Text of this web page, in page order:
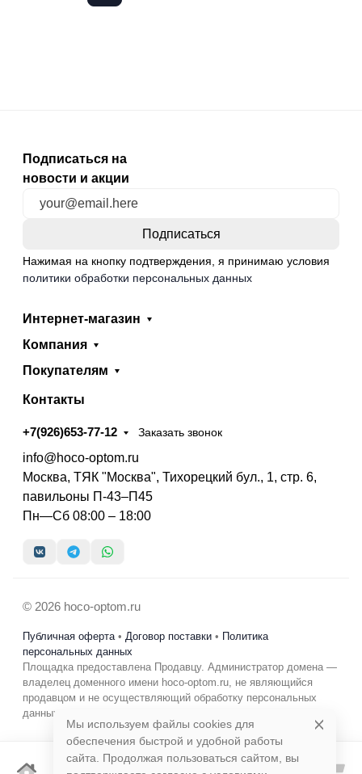
Подписаться на
новости и акции
Нажимая на кнопку подтверждения, я принимаю условия
политики обработки персональных данных
Интернет-магазин
Компания
Покупателям
Контакты
+7(926)653-77-12 Заказать звонок
info@hoco-optom.ru
Москва, ТЯК "Москва", Тихорецкий бул., 1, стр. 6,
павильоны П-43–П45
Пн—Сб 08:00 – 18:00
© 2026 hoco-optom.ru
Публичная оферта• Договор поставки • Политика
персональных данных
Площадка предоставлена Продавцу. Администратор домена —
владелец доменного имени hoco-optom.ru, не являющийся
продавцом и не осуществляющий обработку персональных
данных в коммерческих целях.
Мы используем файлы cookies для
обеспечения быстрой и удобной работы
сайта. Продолжая пользоваться сайтом, вы